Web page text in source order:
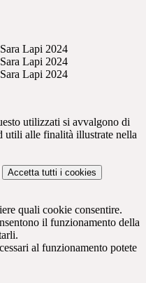
utilizzati si avvalgono di
utili alle finalità illustrate nella
Accetta tutti i cookies
quali cookie consentire.
il funzionamento della
al funzionamento potete